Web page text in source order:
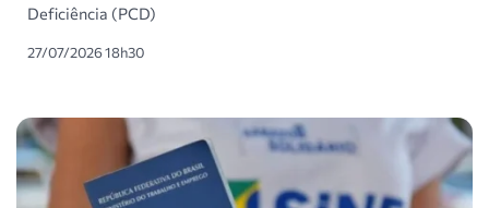
Deficiência (PCD)
27/07/2026 18h30